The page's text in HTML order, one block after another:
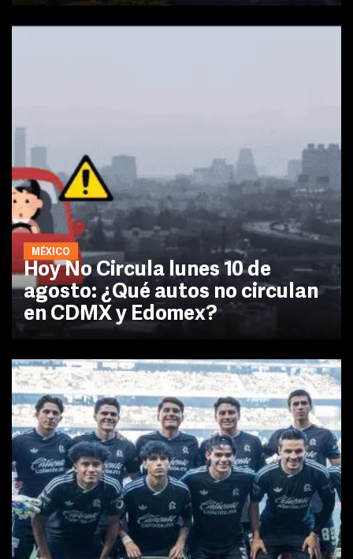
MÉXICO
Hoy No Circula lunes 10 de
agosto: ¿Qué autos no circulan
en CDMX y Edomex?